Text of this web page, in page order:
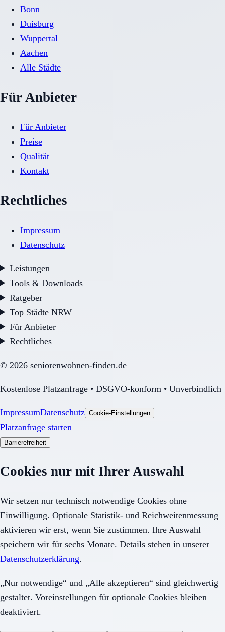
Bonn
Duisburg
Wuppertal
Aachen
Alle Städte
Für Anbieter
Für Anbieter
Preise
Qualität
Kontakt
Rechtliches
Impressum
Datenschutz
Leistungen
Tools & Downloads
Ratgeber
Top Städte NRW
Für Anbieter
Rechtliches
© 2026 seniorenwohnen-finden.de
Kostenlose Platzanfrage • DSGVO-konform • Unverbindlich
ImpressumDatenschutz Cookie-Einstellungen
Platzanfrage starten
Barrierefreiheit
Cookies nur mit Ihrer Auswahl
Wir setzen nur technisch notwendige Cookies ohne
Einwilligung. Optionale Statistik- und Reichweitenmessung
aktivieren wir erst, wenn Sie zustimmen. Ihre Auswahl
speichern wir für sechs Monate. Details stehen in unserer
Datenschutzerklärung.
„Nur notwendige“ und „Alle akzeptieren“ sind gleichwertig
gestaltet. Voreinstellungen für optionale Cookies bleiben
deaktiviert.